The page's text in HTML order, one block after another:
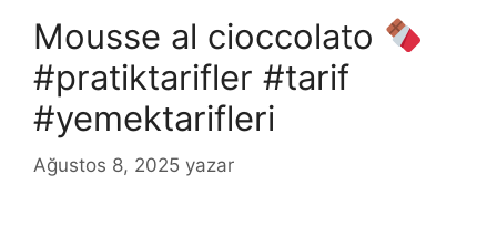
Mousse al cioccolato
#pratiktarifler #tarif
#yemektarifleri
Ağustos 8, 2025 yazar